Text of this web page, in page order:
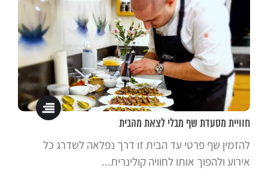
חוויית מסעדת שף מבלי לצאת מהבית
להזמין שף פרטי עד הבית זו דרך נפלאה לשדרג כל
אירוע ולהפוך אותו לחוויה קולינרית...